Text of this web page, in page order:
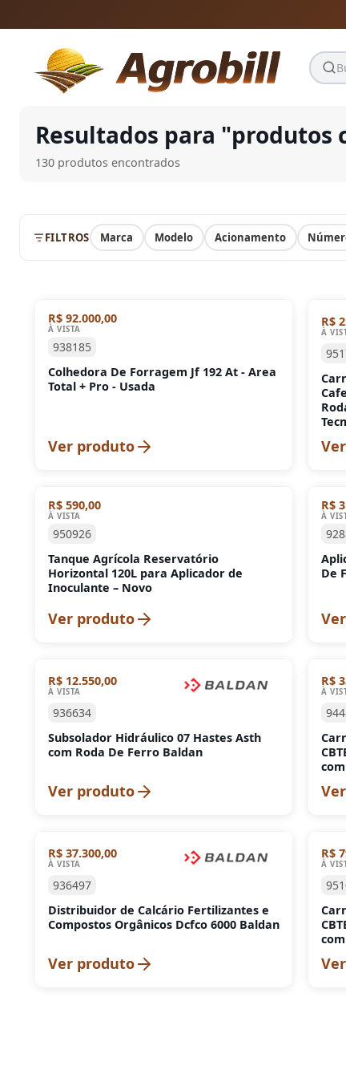
Resultados para "produtos
130 produtos encontrados
FILTROS Marca Modelo Acionamento
R$ 92.000,00
À VISTA
938185
Colhedora De Forragem Jf 192 At - Area
Total + Pro - Usada
Ver produto
R$
À
R$ 590,00
À VISTA
950926
Tanque Agrícola Reservatório
Horizontal 120L para Aplicador de
Inoculante – Novo
Ver produto
R$
À
De
R$ 12.550,00
À VISTA
936634
Subsolador Hidráulico 07 Hastes Asth
com Roda De Ferro Baldan
Ver produto
R$
À
R$ 37.300,00
À VISTA
936497
Distribuidor de Calcário Fertilizantes e
Compostos Orgânicos Dcfco 6000 Baldan
Ver produto
R$
À